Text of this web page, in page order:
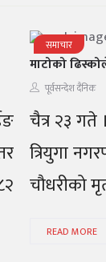
समाचार
माटोको
पूर्वसन्देश दैनिक
चैत्र २३ गते
त्रियुगा
चौधरीको
READ MORE